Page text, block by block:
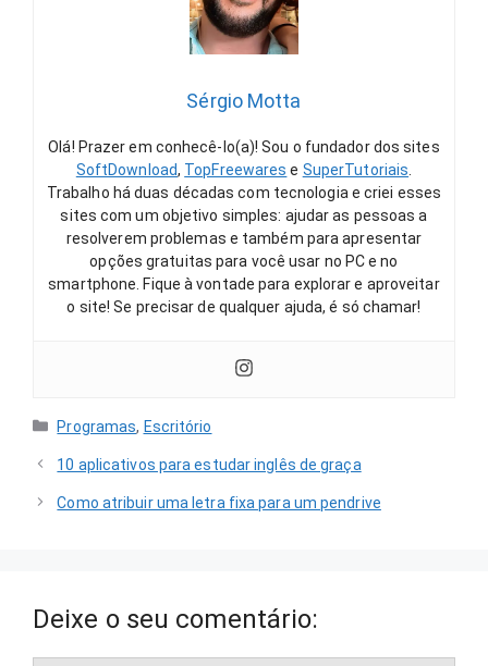
Sérgio Motta
Olá! Prazer em conhecê-lo(a)! Sou o fundador dos sites
SoftDownload, TopFreewares e SuperTutoriais
Trabalho há duas décadas com tecnologia e criei esses
sites com um objetivo simples: ajudar as pessoas a
resolverem problemas e também para apresentar
opções gratuitas para você usar no PC e no
smartphone. Fique à vontade para explorar e aproveitar
o site! Se precisar de qualquer ajuda, é só chamar!
Categorias
Programas, Escritório
10 aplicativos para estudar inglês de graça
Como atribuir uma letra fixa para um pendrive
Deixe o seu comentário: